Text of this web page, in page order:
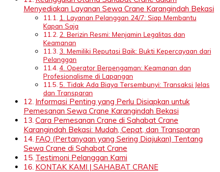
Menyediakan Layanan Sewa Crane Karangindah Bekasi
1. Layanan Pelanggan 24/7: Siap Membantu
Kapan Saja
2. Berizin Resmi: Menjamin Legalitas dan
Keamanan
3. Memiliki Reputasi Baik: Bukti Kepercayaan dari
Pelanggan
4. Operator Berpengaman: Keamanan dan
Profesionalisme di Lapangan
5. Tidak Ada Biaya Tersembunyi: Transaksi Jelas
dan Transparan
Informasi Penting yang Perlu Disiapkan untuk
Pemesanan Sewa Crane Karangindah Bekasi
Cara Pemesanan Crane di Sahabat Crane
Karangindah Bekasi: Mudah, Cepat, dan Transparan
FAQ (Pertanyaan yang Sering Diajukan) Tentang
Sewa Crane di Sahabat Crane
Testimoni Pelanggan Kami
KONTAK KAMI | SAHABAT CRANE